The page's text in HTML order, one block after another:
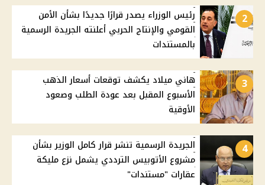
2
رئيس الوزراء يصدر قرارًا جديدًا بشأن الأمن
القومي والإنتاج الحربي أعلنته الجريدة الرسمية
بالمستندات
3
هاني ميلاد يكشف توقعات أسعار الذهب
الأسبوع المقبل بعد عودة الطلب وصعود
الأوقية
4
الجريدة الرسمية تنشر قرار كامل الوزير بشأن
مشروع الأتوبيس الترددي يشمل نزع مليكة
عقارات "مستندات"